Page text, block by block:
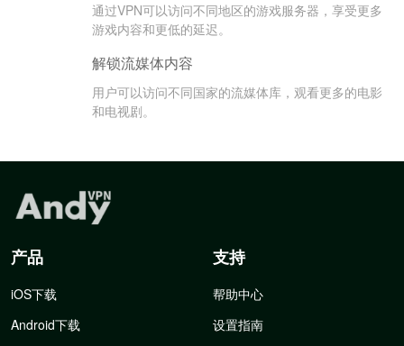
通过VPN可以访问不同地区的游戏服务器，享受更多
游戏内容和更低的延迟。
解锁流媒体内容
用户可以访问不同国家的流媒体库，观看更多的电影
和电视剧。
产品
iOS下载
Android下载
支持
帮助中心
设置指南